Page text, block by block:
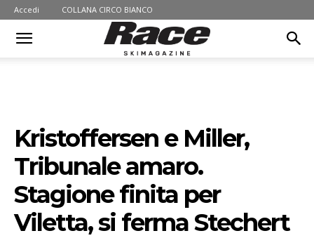
Accedi COLLANA CIRCO BIANCO
Kristoffersen e Miller,
Tribunale amaro.
Stagione finita per
Viletta, si ferma Stechert